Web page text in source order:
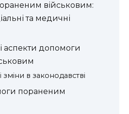
військовим:
та медичні
аспекти допомоги
в законодавстві
пораненим